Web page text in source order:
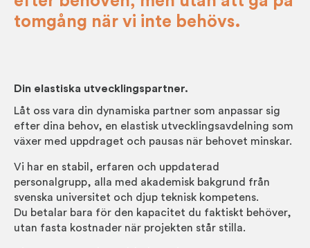
tomgång när vi inte behövs.
Din elastiska utvecklingspartner.
Låt oss vara din dynamiska partner som anpassar sig
efter dina behov, en elastisk utvecklingsavdelning som
växer med uppdraget och pausas när behovet minskar.
Vi har en stabil, erfaren och uppdaterad
personalgrupp, alla med akademisk bakgrund från
svenska universitet och djup teknisk kompetens.
Du betalar bara för den kapacitet du faktiskt behöver,
utan fasta kostnader när projekten står stilla.